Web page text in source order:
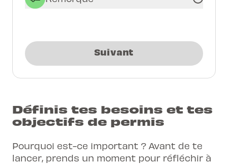
Suivant
Définis tes besoins et tes
objectifs de permis
Pourquoi est-ce important ? Avant de te
lancer, prends un moment pour réfléchir à